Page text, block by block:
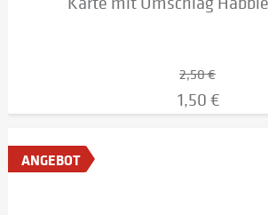
2,50 €
1,50 €
ANGEBOT